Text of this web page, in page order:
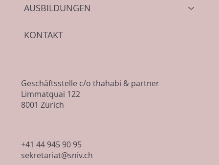
Arbeiten im Freien bei Sonne und Hitze -
AUSBILDUNGEN
KONTAKT
Geschäftsstelle c/o thahabi & partner
Limmatquai 122
8001 Zürich
+41 44 945 90 95
sekretariat@sniv.ch